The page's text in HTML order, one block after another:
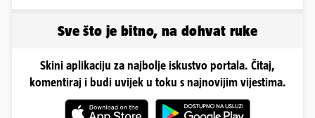
Sve što je bitno, na dohvat ruke
Skini aplikaciju za najbolje iskustvo portala. Čitaj,
komentiraj i budi uvijek u toku s najnovijim vijestima.